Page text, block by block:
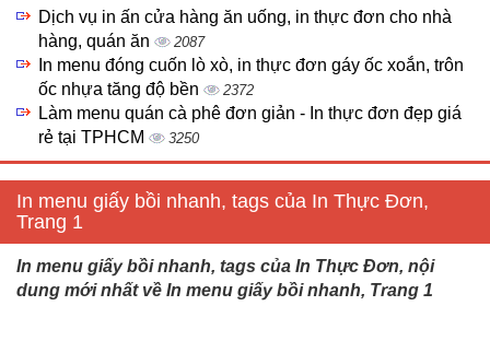
Dịch vụ in ấn cửa hàng ăn uống, in thực đơn cho nhà
hàng, quán ăn
2087
In menu đóng cuốn lò xò, in thực đơn gáy ốc xoắn, trôn
ốc nhựa tăng độ bền
2372
Làm menu quán cà phê đơn giản - In thực đơn đẹp giá
rẻ tại TPHCM
3250
In menu giấy bồi nhanh, tags của In Thực Đơn,
Trang 1
In menu giấy bồi nhanh, tags của In Thực Đơn, nội
dung mới nhất về In menu giấy bồi nhanh, Trang 1